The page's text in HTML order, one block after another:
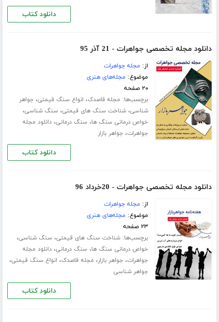
دانلود کتاب
دانلود مجله تخصصی جواهرات - 21 آذر 95
از: مجله جواهرات
موضوع: مجله‌های هنری
۲۰ صفحه
برچسب‌ها: مجله قاصدک، انواع سنگ قیمتی، جواهر
شناسی،شناخت سنگ های قیمتی، سنگ شناسی،
خواص درمانی سنگ ها، سنگ درمانی،دانلود مجله
جواهرات، جواهر بازار
دانلود کتاب
دانلود مجله تخصصی جواهرات - 20خرداد 96
از: مجله جواهرات
موضوع: مجله‌های هنری
۲۳ صفحه
برچسب‌ها:شناخت سنگ های قیمتی، سنگ شناسی،
خواص درمانی سنگ ها، سنگ درمانی،دانلود مجله
جواهرات، جواهر بازار، مجله قاصدک، انواع سنگ قیمتی،
جواهر شناسی
دانلود کتاب